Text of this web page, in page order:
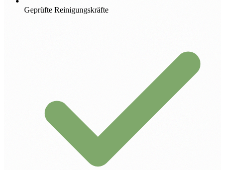
Geprüfte Reinigungskräfte